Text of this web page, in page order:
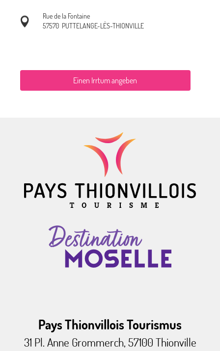
Rue de la Fontaine
57570 PUTTELANGE-LÈS-THIONVILLE
Einen Irrtum angeben
Pays Thionvillois Tourismus
31 Pl. Anne Grommerch, 57100 Thionville